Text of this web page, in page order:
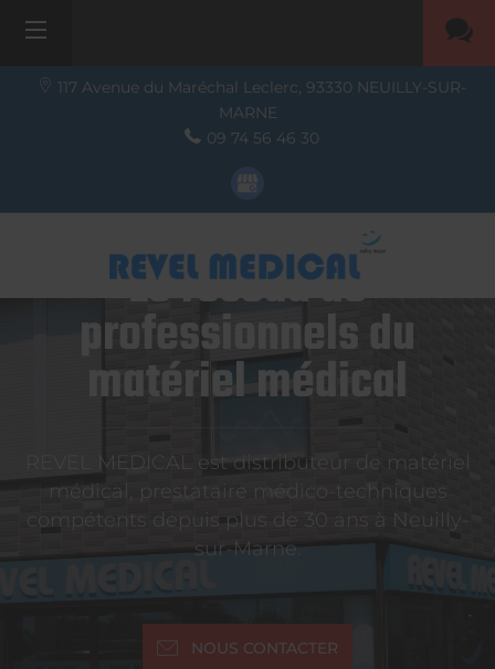
117 Avenue du Maréchal Leclerc, 93330 NEUILLY-SUR-
MARNE
09 74 56 46 30
Le réseau de
professionnels du
matériel médical
REVEL MEDICAL est distributeur de matériel
médical, prestataire médico-techniques
compétents depuis plus de 30 ans à Neuilly-
sur-Marne.
NOUS CONTACTER